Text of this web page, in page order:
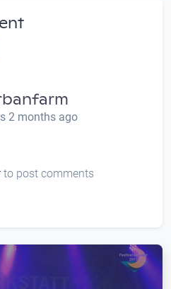
2 months ago
to post comments